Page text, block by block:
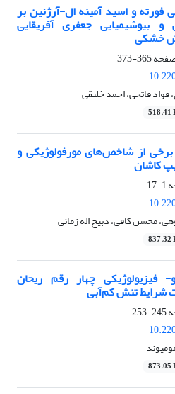
تأثیر محرک‌های زیستی هیومی فورته و‎ ‎اسید آمینه ال-آرژنین بر
‏بیوشیمیایی جعفری آفریقایی
365-373
فاتحی، احمد خلیقی
518.41
از شاخص‌های مورفولوژیکی و
‏کاشان
1-17
محسن کافی، ذبیح اله زمانی
837.32
فیزیولوژیکی چهار رقم ریحان
245-253
873.05